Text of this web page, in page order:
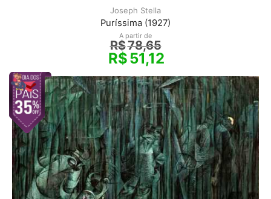
Joseph Stella
Puríssima (1927)
A partir de
R$78,65
R$51,12